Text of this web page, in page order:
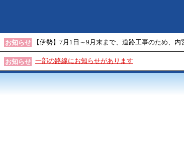
お知らせ 【伊勢】7月1日～9月末まで、道路工事のため、内
お知らせ 一部の路線にお知らせがあります